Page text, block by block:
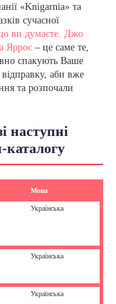
«Knigarnia» та
сучасної
ви думаєте. Джо
Яррос – це саме те,
спакують Ваше
аби вже
та розпочали
наступні
Мова
Українська
Українська
Українська